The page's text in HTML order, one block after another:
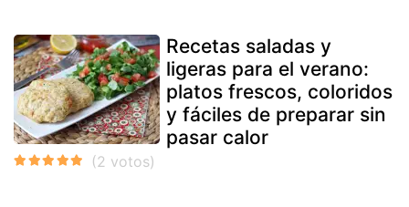
Recetas saladas y
ligeras para el verano:
platos frescos, coloridos
y fáciles de preparar sin
pasar calor